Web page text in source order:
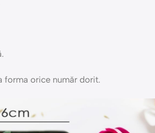
orice număr dorit.